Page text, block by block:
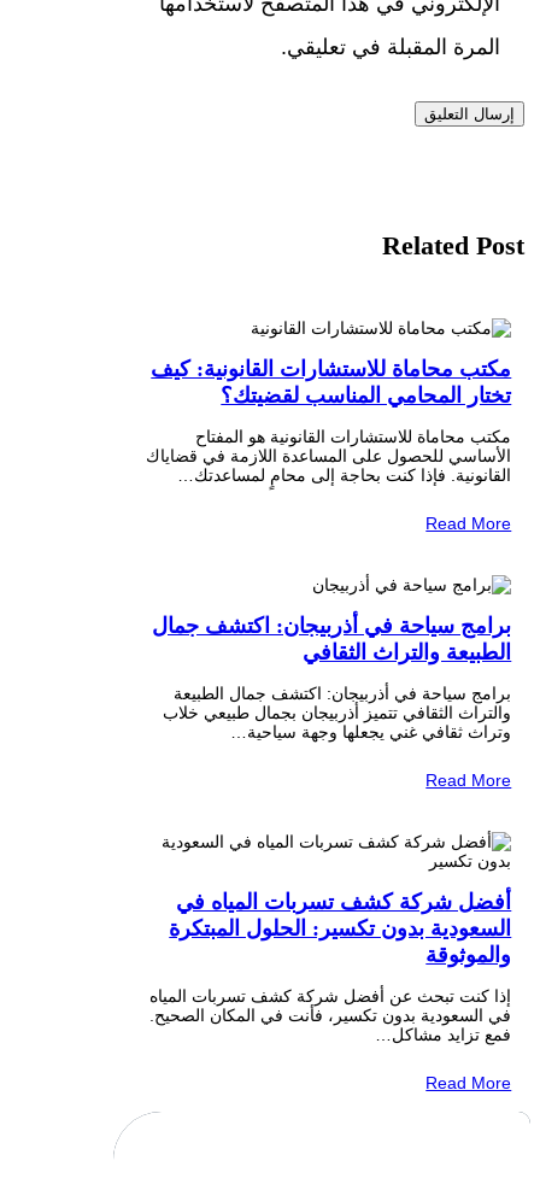
المرة المقبلة في تعليقي.
Related Post
مكتب محاماة للاستشارات القانونية: كيف
تختار المحامي المناسب لقضيتك؟
مكتب محاماة للاستشارات القانونية هو المفتاح
الأساسي للحصول على المساعدة اللازمة في قضاياك
القانونية. فإذا كنت بحاجة إلى محامٍ لمساعدتك…
Read More
برامج سياحة في أذربيجان: اكتشف جمال
الطبيعة والتراث الثقافي
برامج سياحة في أذربيجان: اكتشف جمال الطبيعة
والتراث الثقافي تتميز أذربيجان بجمال طبيعي خلاب
وتراث ثقافي غني يجعلها وجهة سياحية…
Read More
أفضل شركة كشف تسربات المياه في
السعودية بدون تكسير: الحلول المبتكرة
والموثوقة
إذا كنت تبحث عن أفضل شركة كشف تسربات المياه
في السعودية بدون تكسير، فأنت في المكان الصحيح.
فمع تزايد مشاكل…
Read More